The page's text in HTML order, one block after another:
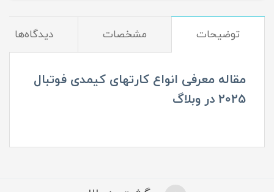
توضیحات مشخصات دیدگاه‌ها
مقاله معرفی انواع کارتهای کیمدی فوتبال
2025 در وبلاگ